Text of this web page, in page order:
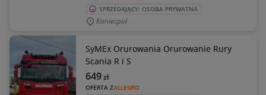
SPRZEDAJĄCY: OSOBA PRYWATNA
Koniecpol
SyMEx Orurowania Orurowanie Rury
Scania R i S
OFERTA ZALLEGRO
649zł